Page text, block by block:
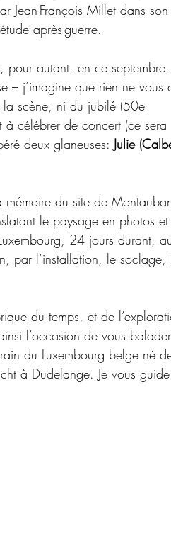
Jean-François Millet dans son
après-guerre.
autant, en ce septembre,
– j’imagine que rien ne vous
la scène, ni du jubilé (50e
à célébrer de concert (ce sera
deux glaneuses: Julie
du site de
le paysage en photos et
24 jours durant,
par l’installation, le soclage,
du temps, et de
l’occasion de vous balader
du Luxembourg belge né
à Dudelange. Je vous